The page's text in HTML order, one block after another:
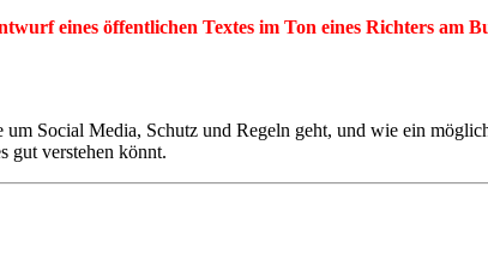
eines öffentlichen Textes im Ton eines Richters am
Social Media, Schutz und Regeln geht, und wie ein
gut verstehen könnt.